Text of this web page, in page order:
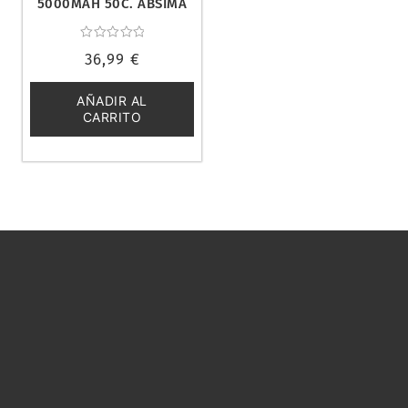
5000MAH 50C. ABSIMA
con
de
5
36,99 €
AÑADIR AL
CARRITO